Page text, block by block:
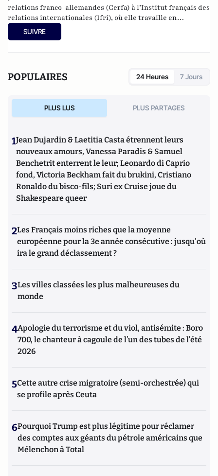
relations franco-allemandes (Cerfa) à l’Institut français des
relations internationales (Ifri), où elle travaille en
particulier sur l’Union européenne et les relations franco-
allemandes.
SUIVRE
POPULAIRES 24 Heures 7 Jours
PLUS LUS PLUS PARTAGES
1Jean Dujardin & Laetitia Casta étrennent leurs
nouveaux amours, Vanessa Paradis & Samuel
Benchetrit enterrent le leur; Leonardo di Caprio
fond, Victoria Beckham fait du brukini, Cristiano
Ronaldo du bisco-fils; Suri ex Cruise joue du
Shakespeare queer
2Les Français moins riches que la moyenne
européenne pour la 3e année consécutive : jusqu'où
ira le grand déclassement ?
3Les villes classées les plus malheureuses du
monde
4Apologie du terrorisme et du viol, antisémite : Boro
700, le chanteur à cagoule de l’un des tubes de l’été
2026
5Cette autre crise migratoire (semi-orchestrée) qui
se profile après Ceuta
6Pourquoi Trump est plus légitime pour réclamer
des comptes aux géants du pétrole américains que
Mélenchon à Total